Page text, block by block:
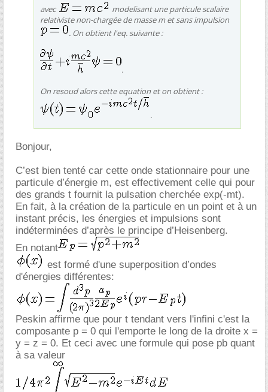
avec
modelisant une particule scalaire
relativiste non-chargée de masse m et sans impulsion
. On obtient l'eq. suivante :
.
On resoud alors cette equation et on obtient :
.
Bonjour,
C’est bien tenté car cette onde stationnaire pour une
particule d’énergie m, est effectivement celle qui pour
des grands t fournit la pulsation cherchée exp(-mt).
En fait, à la création de la particule en un point et à un
instant précis, les énergies et impulsions sont
indéterminées d’après le principe d’Heisenberg.
En notant
est formé d'une superposition d’ondes
d'énergies différentes:
Peskin affirme que pour t tendant vers l'infini c'est la
composante p = 0 qui l'emporte le long de la droite x =
y = z = 0. Et ceci avec une formule qui pose pb quant
à sa valeur